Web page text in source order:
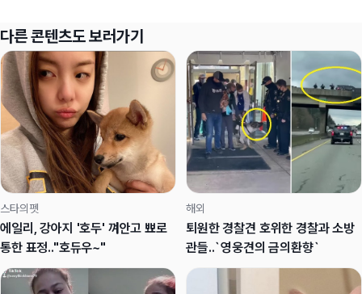
다른 콘텐츠도 보러가기
스타의펫
에일리, 강아지 '호두' 껴안고 뾰로
통한 표정.."호듀우~"
해외
퇴원한 경찰견 호위한 경찰과 소방
관들..`영웅견의 금의환향`